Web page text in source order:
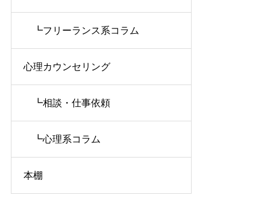
┗フリーランス系コラム
心理カウンセリング
┗相談・仕事依頼
┗心理系コラム
本棚